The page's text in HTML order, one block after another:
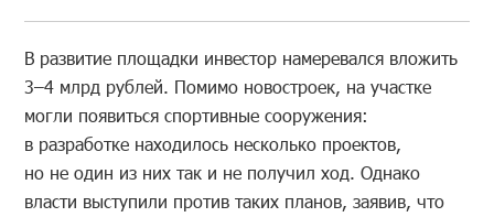
В развитие площадки инвестор намеревался вложить
3–4 млрд рублей. Помимо новостроек, на участке
могли появиться спортивные сооружения:
в разработке находилось несколько проектов,
но не один из них так и не получил ход. Однако
власти выступили против таких планов, заявив, что